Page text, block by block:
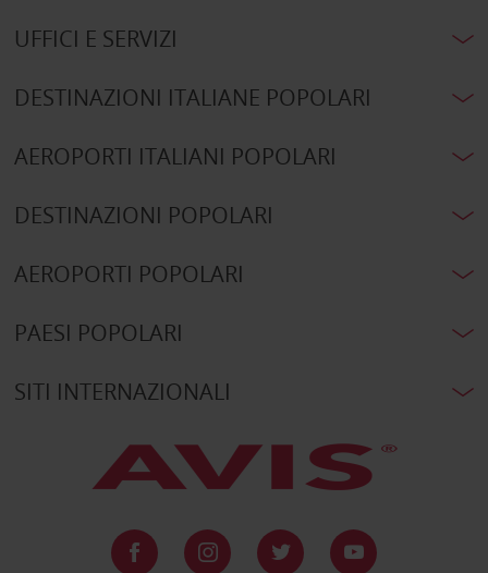
UFFICI E SERVIZI
DESTINAZIONI ITALIANE POPOLARI
AEROPORTI ITALIANI POPOLARI
DESTINAZIONI POPOLARI
AEROPORTI POPOLARI
PAESI POPOLARI
SITI INTERNAZIONALI